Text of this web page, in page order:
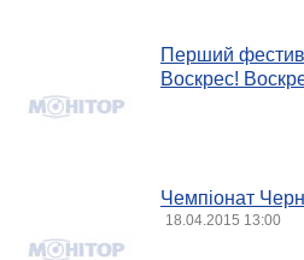
Перший
Воскрес!
Чемпіонат
18.04.2015 13:00